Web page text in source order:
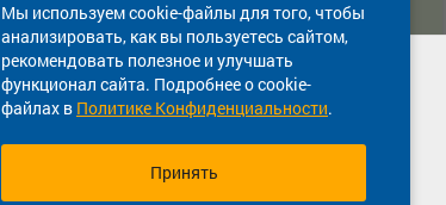
Мы используем cookie-файлы для того, чтобы
анализировать, как вы пользуетесь сайтом,
рекомендовать полезное и улучшать
функционал сайта. Подробнее о cookie-
файлах в Политике Конфиденциальности.
Принять
Техническая поддержка сайта
8 800 600-03-38